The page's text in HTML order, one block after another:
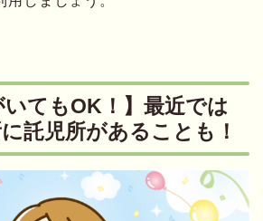
いてもOK！】最近では
託児所があることも！